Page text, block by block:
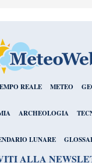
REALE METEO
ARCHEOLOGIA
LUNARE
ALLA